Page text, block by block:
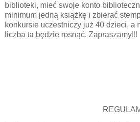
biblioteki, mieć swoje konto
minimum jedną książkę i zbierać
konkursie uczestniczy już 40 dzieci, a
liczba ta będzie rosnąć. Zapraszamy!!!